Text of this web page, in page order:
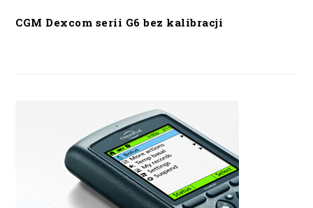
CGM Dexcom serii G6 bez kalibracji